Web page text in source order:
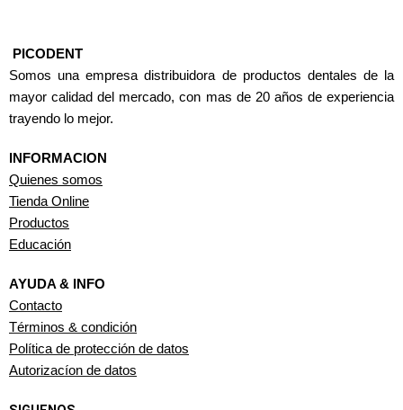
PICODENT
Somos una empresa distribuidora de productos dentales de la
mayor calidad del mercado, con mas de 20 años de experiencia
trayendo lo mejor.
INFORMACION
Quienes somos
Tienda Online
Productos
Educación
AYUDA & INFO
Contacto
Términos & condición
Política de protección de datos
Autorizacíon de datos